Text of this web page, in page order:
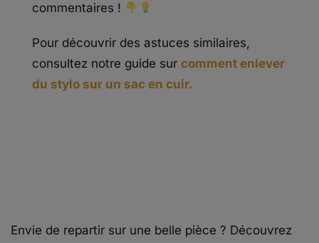
commentaires !
Pour découvrir des astuces similaires,
consultez notre guide sur comment enlever
du stylo sur un sac en cuir.
Envie de repartir sur une belle pièce ? Découvrez